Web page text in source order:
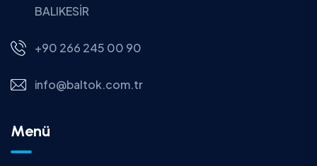
BALIKESİR
+90 266 245 00 90
info@baltok.com.tr
Menü